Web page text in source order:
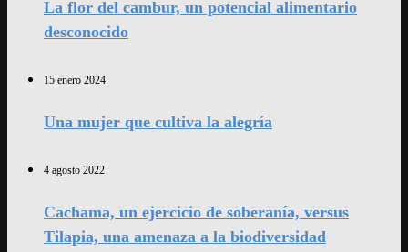
La flor del cambur, un potencial alimentario
desconocido
15 enero 2024
Una mujer que cultiva la alegría
4 agosto 2022
Cachama, un ejercicio de soberanía, versus
Tilapia, una amenaza a la biodiversidad